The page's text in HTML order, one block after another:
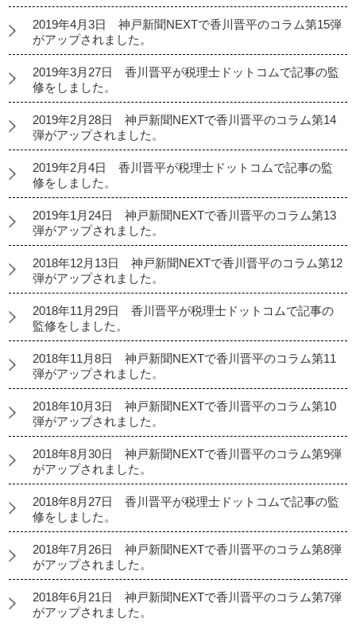
2019年4月3日 神戸新聞NEXTで香川晋平のコラム第15弾
がアップされました。
2019年3月27日 香川晋平が税理士ドットコムで記事の監
修をしました。
2019年2月28日 神戸新聞NEXTで香川晋平のコラム第14
弾がアップされました。
2019年2月4日 香川晋平が税理士ドットコムで記事の監
修をしました。
2019年1月24日 神戸新聞NEXTで香川晋平のコラム第13
弾がアップされました。
2018年12月13日 神戸新聞NEXTで香川晋平のコラム第12
弾がアップされました。
2018年11月29日 香川晋平が税理士ドットコムで記事の
監修をしました。
2018年11月8日 神戸新聞NEXTで香川晋平のコラム第11
弾がアップされました。
2018年10月3日 神戸新聞NEXTで香川晋平のコラム第10
弾がアップされました。
2018年8月30日 神戸新聞NEXTで香川晋平のコラム第9弾
がアップされました。
2018年8月27日 香川晋平が税理士ドットコムで記事の監
修をしました。
2018年7月26日 神戸新聞NEXTで香川晋平のコラム第8弾
がアップされました。
2018年6月21日 神戸新聞NEXTで香川晋平のコラム第7弾
がアップされました。